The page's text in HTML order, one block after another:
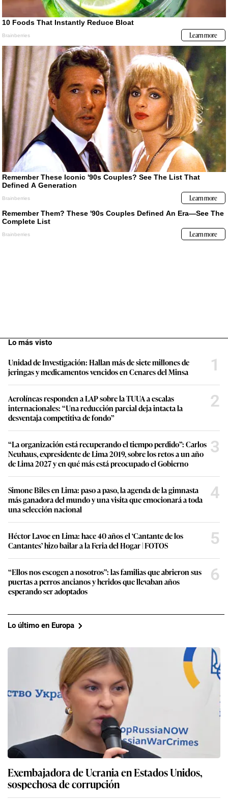
Lo más visto
Unidad de Investigación: Hallan más de siete millones de
jeringas y medicamentos vencidos en Cenares del Minsa
1
Aerolíneas responden a LAP sobre la TUUA a escalas
internacionales: “Una reducción parcial deja intacta la
desventaja competitiva de fondo”
2
“La organización está recuperando el tiempo perdido”: Carlos
Neuhaus, expresidente de Lima 2019, sobre los retos a un año
de Lima 2027 y en qué más está preocupado el Gobierno
3
Simone Biles en Lima: paso a paso, la agenda de la gimnasta
más ganadora del mundo y una visita que emocionará a toda
una selección nacional
4
Héctor Lavoe en Lima: hace 40 años el ‘Cantante de los
Cantantes’ hizo bailar a la Feria del Hogar | FOTOS
5
“Ellos nos escogen a nosotros”: las familias que abrieron sus
puertas a perros ancianos y heridos que llevaban años
esperando ser adoptados
6
Lo último en Europa
Exembajadora de Ucrania en Estados Unidos,
sospechosa de corrupción